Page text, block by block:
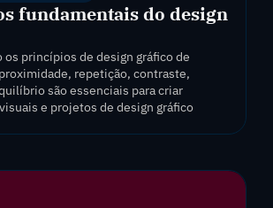
fundamentais do design
os princípios de design gráfico de
repetição, contraste,
são essenciais para criar
e projetos de design gráfico